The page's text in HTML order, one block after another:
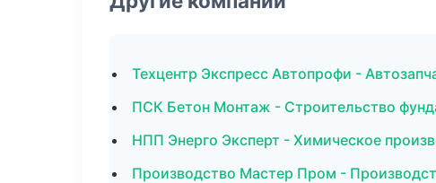
Техцентр Экспресс Автопрофи -
ПСК Бетон Монтаж - Строительство
НПП Энерго Эксперт - Химическое
Производство Мастер Пром -